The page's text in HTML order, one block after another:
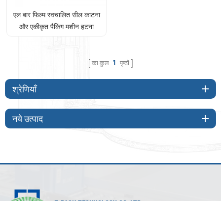
एल बार फिल्म स्वचालित सील काटना
और एकीकृत पैकिंग मशीन हटना
का कुल 1 पृष्ठों
श्रेणियाँ
नये उत्पाद